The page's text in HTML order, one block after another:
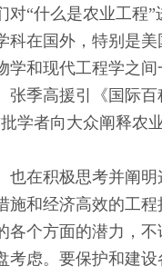
对“什么是农业工
科在国外，特别是
学和现代工程学之
季高援引《国际百
学者向大众阐释农
也在积极思考并阐
施和经济高效的工
各个方面的潜力，
考虑。要保护和建